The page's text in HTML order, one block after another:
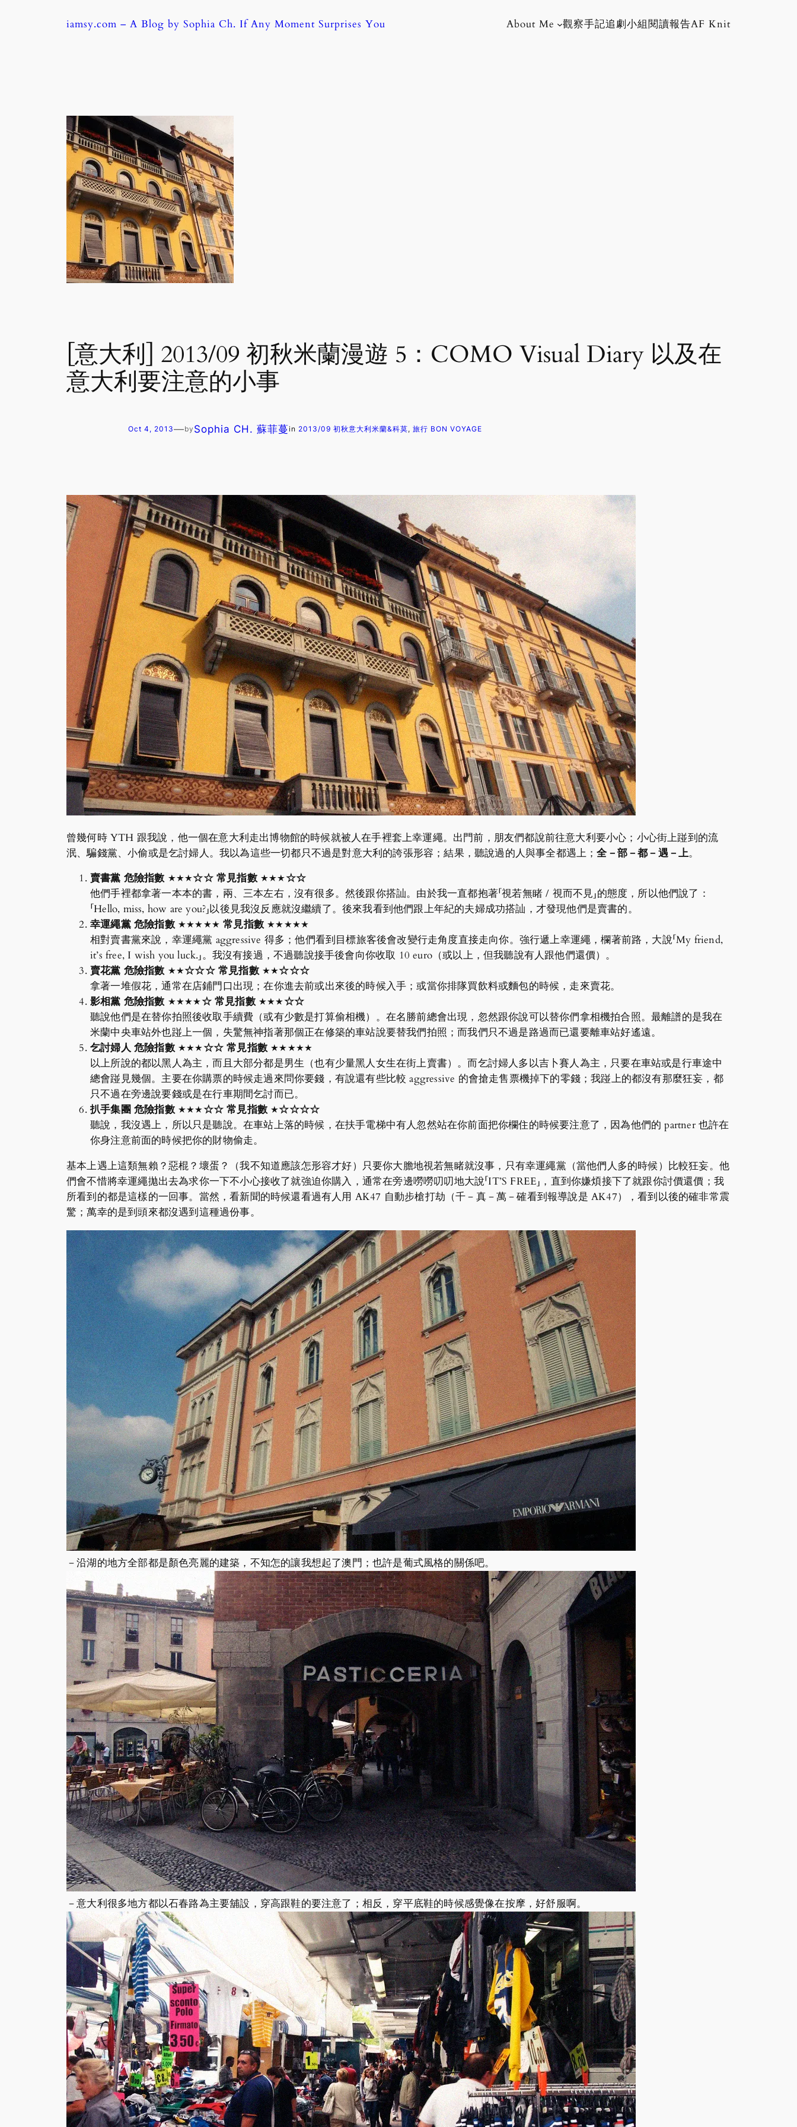
iamsy.com – A Blog by Sophia Ch. If Any Moment Surprises You About Me 觀察手記追劇小組閱讀報告AF Knit
[意大利] 2013/09 初秋米蘭漫遊 5：COMO Visual Diary 以及在
意大利要注意的小事
Oct 4, 2013—by Sophia CH. 蘇菲蔓in 2013/09 初秋意大利米蘭&科莫, 旅行 BON VOYAGE
曾幾何時 YTH 跟我說，他一個在意大利走出博物館的時候就被人在手裡套上幸運繩。出門前，朋友們都說前往意大利要小心；小心街上踫到的流
泯、騙錢黨、小偷或是乞討婦人。我以為這些一切都只不過是對意大利的誇張形容；結果，聽說過的人與事全都遇上；全－部－都－遇－上。
賣書黨 危險指數 ★★★☆☆ 常見指數 ★★★☆☆
他們手裡都拿著一本本的書，兩、三本左右，沒有很多。然後跟你搭訕。由於我一直都抱著「視若無睹 / 視而不見」的態度，所以他們說了：
「Hello, miss, how are you?」以後見我沒反應就沒繼續了。後來我看到他們跟上年紀的夫婦成功搭訕，才發現他們是賣書的。
幸運繩黨 危險指數 ★★★★★ 常見指數 ★★★★★
相對賣書黨來說，幸運繩黨 aggressive 得多；他們看到目標旅客後會改變行走角度直接走向你。強行遞上幸運繩，欄著前路，大說「My friend,
it’s free, I wish you luck.」。我沒有接過，不過聽說接手後會向你收取 10 euro（或以上，但我聽說有人跟他們還價）。
賣花黨 危險指數 ★★☆☆☆常見指數 ★★☆☆☆
拿著一堆假花，通常在店鋪門口出現；在你進去前或出來後的時候入手；或當你排隊買飲料或麵包的時候，走來賣花。
影相黨 危險指數 ★★★★☆ 常見指數 ★★★☆☆
聽說他們是在替你拍照後收取手續費（或有少數是打算偷相機）。在名勝前總會出現，忽然跟你說可以替你們拿相機拍合照。最離譜的是我在
米蘭中央車站外也踫上一個，失驚無神指著那個正在修築的車站說要替我們拍照；而我們只不過是路過而已還要離車站好遙遠。
乞討婦人 危險指數 ★★★☆☆ 常見指數 ★★★★★
以上所說的都以黑人為主，而且大部分都是男生（也有少量黑人女生在街上賣書）。而乞討婦人多以吉卜賽人為主，只要在車站或是行車途中
總會踫見幾個。主要在你購票的時候走過來問你要錢，有說還有些比較 aggressive 的會搶走售票機掉下的零錢；我踫上的都沒有那麼狂妄，都
只不過在旁邊說要錢或是在行車期間乞討而已。
扒手集團 危險指數 ★★★☆☆ 常見指數 ★☆☆☆☆
聽說，我沒遇上，所以只是聽說。在車站上落的時候，在扶手電梯中有人忽然站在你前面把你欄住的時候要注意了，因為他們的 partner 也許在
你身注意前面的時候把你的財物偷走。
基本上遇上這類無賴？惡棍？壞蛋？（我不知道應該怎形容才好）只要你大膽地視若無睹就沒事，只有幸運繩黨（當他們人多的時候）比較狂妄。他
們會不惜將幸運繩拋出去為求你一下不小心接收了就強迫你購入，通常在旁邊嘮嘮叨叨地大說「IT’S FREE」，直到你嫌煩接下了就跟你討價還價；我
所看到的都是這樣的一回事。當然，看新聞的時候還看過有人用 AK47 自動步槍打劫（千－真－萬－確看到報導說是 AK47），看到以後的確非常震
驚；萬幸的是到頭來都沒遇到這種過份事。
－沿湖的地方全部都是顏色亮麗的建築，不知怎的讓我想起了澳門；也許是葡式風格的關係吧。
－意大利很多地方都以石春路為主要舖設，穿高跟鞋的要注意了；相反，穿平底鞋的時候感覺像在按摩，好舒服啊。